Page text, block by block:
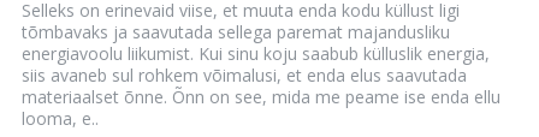
Selleks on erinevaid viise, et muuta enda kodu küllust ligi
tõmbavaks ja saavutada sellega paremat majandusliku
energiavoolu liikumist. Kui sinu koju saabub külluslik energia,
siis avaneb sul rohkem võimalusi, et enda elus saavutada
materiaalset õnne. Õnn on see, mida me peame ise enda ellu
looma, e..